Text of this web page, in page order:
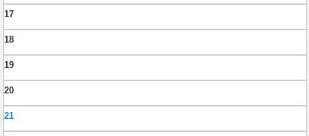
17
18
19
20
21